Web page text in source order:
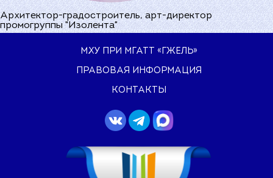
Архитектор-градостроитель, арт-директор
промогруппы "Изолента"
МХУ ПРИ МГАТТ «ГЖЕЛЬ»
ПРАВОВАЯ ИНФОРМАЦИЯ
КОНТАКТЫ